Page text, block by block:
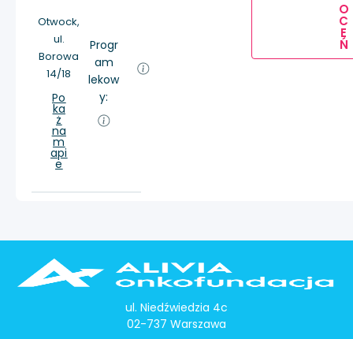
Otwock,
ul.
Borowa
14/18
Po
ka
ż
na
m
api
e
Progr
am
lekow
y:
O
C
E
Ń
ul. Niedźwiedzia 4c
02-737 Warszawa